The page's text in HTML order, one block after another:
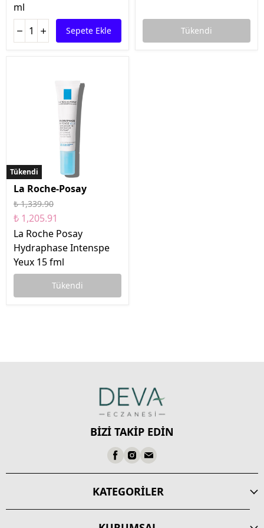
ml
Sepete Ekle Tükendi
Tükendi
Tükendi
La Roche-Posay
₺ 1,339.90
₺ 1,205.91
La Roche Posay
Hydraphase Intenspe
Yeux 15 fml
Tükendi
BİZİ TAKİP EDİN
KATEGORİLER